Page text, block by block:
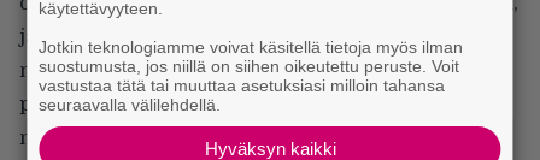
ja kaikki heidän ensimmäisen levynsä soolot ovat
minun tekemiäni.Kirk[Hammett, Mustainen
paikan ottanut kitaristi] voi vain yrittää kopioida
niitä.
käytettävyyteen.
Jotkin teknologiamme voivat käsitellä tietoja myös ilman
suostumusta, jos niillä on siihen oikeutettu peruste. Voit
vastustaa tätä tai muuttaa asetuksiasi milloin tahansa
seuraavalla välilehdellä.
Hyväksyn kaikki